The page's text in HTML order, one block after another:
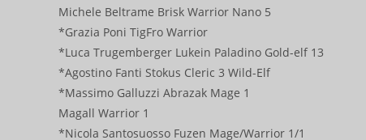
Michele Beltrame Brisk Warrior Nano 5
*Grazia Poni TigFro Warrior
*Luca Trugemberger Lukein Paladino Gold-elf 13
*Agostino Fanti Stokus Cleric 3 Wild-Elf
*Massimo Galluzzi Abrazak Mage 1
Magall Warrior 1
*Nicola Santosuosso Fuzen Mage/Warrior 1/1